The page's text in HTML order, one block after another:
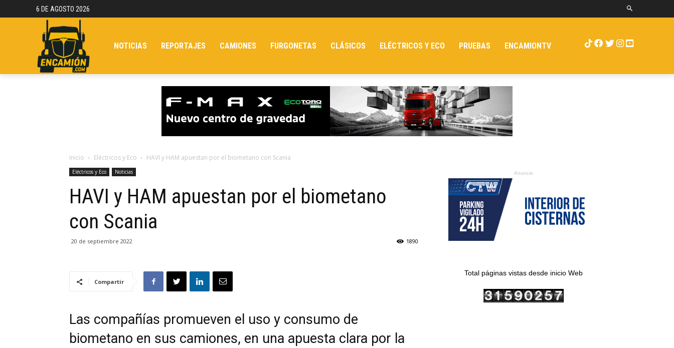
6 DE AGOSTO 2026
NOTICIAS REPORTAJES CAMIONES FURGONETAS CLÁSICOS ELÉCTRICOS Y ECO PRUEBAS ENCAMIONTV
Inicio Eléctricos y Eco HAVI y HAM apuestan por el biometano con Scania
Eléctricos y Eco Noticias
HAVI y HAM apuestan por el biometano
con Scania
20 de septiembre 2022 1890
Compartir
Las compañías promueven el uso y consumo de
biometano en sus camiones, en una apuesta clara por la
Anuncio
Total páginas vistas desde inicio Web